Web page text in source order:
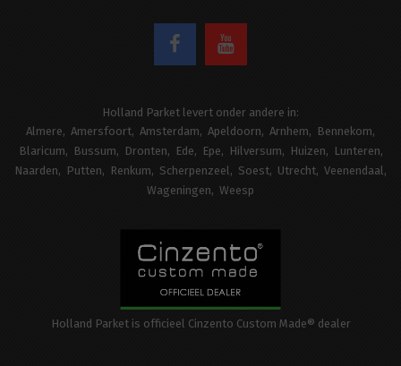
Holland Parket levert onder andere in:
Almere
Amersfoort Amsterdam Apeldoorn Arnhem
Bennekom
Blaricum
Bussum Dronten Ede Epe Hilversum Huizen
Lunteren
Naarden
Putten Renkum Scherpenzeel Soest Utrecht Veenendaal
Wageningen
Weesp
Holland Parket is officieel Cinzento Custom Made® dealer